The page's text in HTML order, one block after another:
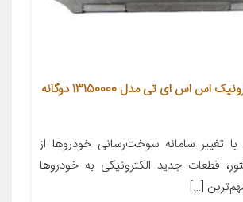
واحد کنترل الکترونیک اس اس ای تی مدل 13150000 دوگانه
تغییر سامانه سوخت‌رسانی خودروها از
قطعات جدید الکترونیکی به خودروها
[…]